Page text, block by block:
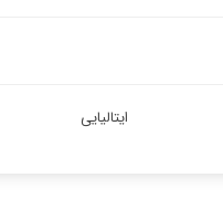
ایتالیایی